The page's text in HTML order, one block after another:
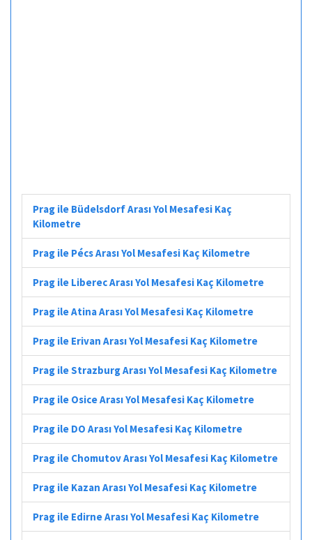
Prag ile Büdelsdorf Arası Yol Mesafesi Kaç
Kilometre
Prag ile Pécs Arası Yol Mesafesi Kaç Kilometre
Prag ile Liberec Arası Yol Mesafesi Kaç Kilometre
Prag ile Atina Arası Yol Mesafesi Kaç Kilometre
Prag ile Erivan Arası Yol Mesafesi Kaç Kilometre
Prag ile Strazburg Arası Yol Mesafesi Kaç Kilometre
Prag ile Osice Arası Yol Mesafesi Kaç Kilometre
Prag ile DO Arası Yol Mesafesi Kaç Kilometre
Prag ile Chomutov Arası Yol Mesafesi Kaç Kilometre
Prag ile Kazan Arası Yol Mesafesi Kaç Kilometre
Prag ile Edirne Arası Yol Mesafesi Kaç Kilometre